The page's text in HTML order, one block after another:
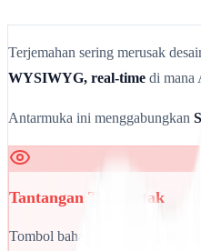
Terjemahan sering merusak
WYSIWYG, real-time di mana
Antarmuka ini menggabungkan
Tantangan Tata Letak
Tombol bahasa Inggris yang